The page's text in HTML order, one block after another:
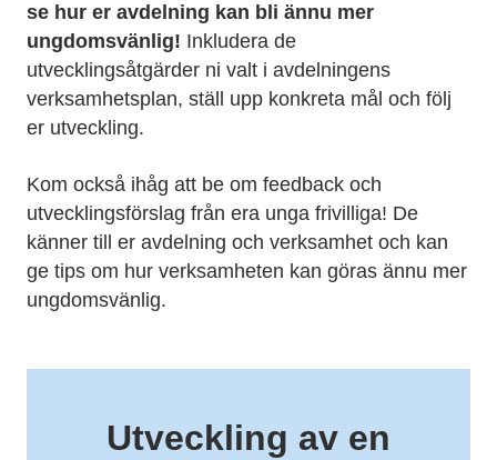
se hur er avdelning kan bli ännu mer
ungdomsvänlig! Inkludera de
utvecklingsåtgärder ni valt i avdelningens
verksamhetsplan, ställ upp konkreta mål och följ
er utveckling.
Kom också ihåg att be om feedback och
utvecklingsförslag från era unga frivilliga! De
känner till er avdelning och verksamhet och kan
ge tips om hur verksamheten kan göras ännu mer
ungdomsvänlig.
Utveckling av en